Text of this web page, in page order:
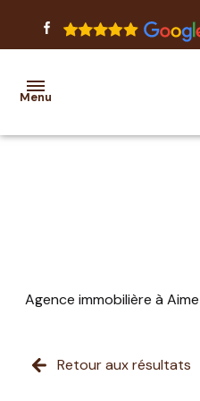
Menu
estimation
prestations
Agence immobilière à
Retour aux résultats